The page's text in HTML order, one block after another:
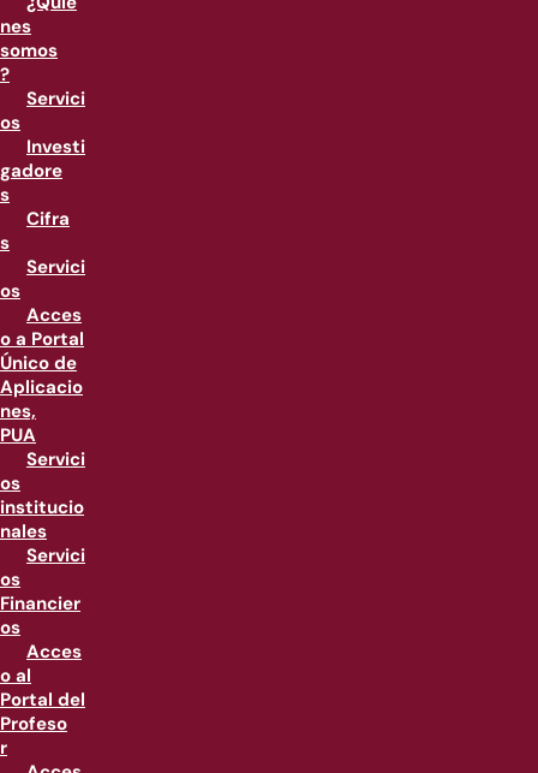
nes
somos
?
Servici
os
Investi
gadore
s
Cifra
s
Servici
os
Acces
o a Portal
Único de
Aplicacio
nes,
PUA
Servici
os
institucio
nales
Servici
os
Financier
os
Acces
o al
Portal del
Profeso
r